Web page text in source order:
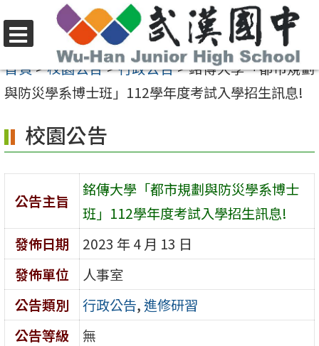
至
要
容
區
選
單
首頁>校園公告>行政公告>銘傳大學「都市規劃
與防災學系博士班」112學年度考試入學招生訊息!
校園公告
公告主旨
銘傳大學「都市規劃與防災學系博士
班」112學年度考試入學招生訊息!
發佈日期
2023 年 4 月 13 日
發佈單位
人事室
公告類別
行政公告,進修研習
公告等級
無